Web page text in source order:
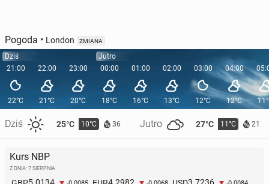
Pogoda • London ZMIANA
Dziś
21:00
22°C
Dziś 25°C 10°C 36 Jutro 27°C 11°C 21
22:00
21°C
23:00
20°C
Jutro
00:00
18°C
01:00
16°C
02:00
13°C
03:00
12°C
04:00
12°C
Kurs NBP
Z DNIA: 7 SIERPNIA